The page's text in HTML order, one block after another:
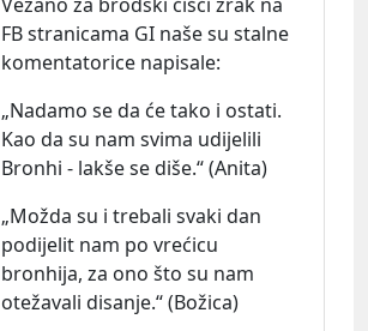
FB stranicama GI naše su stalne
komentatorice napisale:
„Nadamo se da će tako i ostati.
Kao da su nam svima udijelili
Bronhi - lakše se diše.“ (Anita)
„Možda su i trebali svaki dan
podijelit nam po vrećicu
bronhija, za ono što su nam
otežavali disanje.“ (Božica)